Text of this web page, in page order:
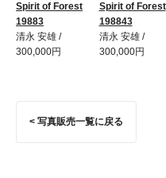
Spirit of Forest
19883
清永 安雄 /
300,000円
Spirit of Forest
198843
清永 安雄 /
300,000円
< 写真販売一覧に戻る